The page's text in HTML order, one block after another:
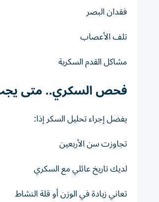
فقدان البصر
تلف الأعصاب
مشاكل القدم السكرية
فحص السكري.. متى
يفضل إجراء تحليل السكر إذا:
تجاوزت سن الأربعين
لديك تاريخ عائلي مع السكري
تعاني زيادة في الوزن أو قلة النشاط